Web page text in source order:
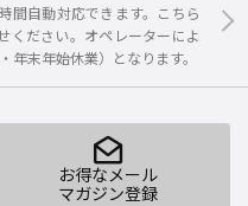
間自動対応できます。こちら
ください。オペレーターによ
末年始休業）となります。
お得なメール
マガジン登録